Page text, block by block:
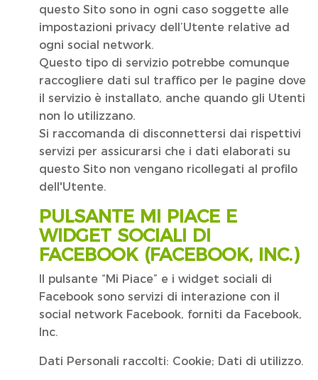
questo Sito sono in ogni caso soggette alle
impostazioni privacy dell’Utente relative ad
ogni social network.
Questo tipo di servizio potrebbe comunque
raccogliere dati sul traffico per le pagine dove
il servizio è installato, anche quando gli Utenti
non lo utilizzano.
Si raccomanda di disconnettersi dai rispettivi
servizi per assicurarsi che i dati elaborati su
questo Sito non vengano ricollegati al profilo
dell'Utente.
PULSANTE MI PIACE E
WIDGET SOCIALI DI
FACEBOOK (FACEBOOK, INC.)
Il pulsante “Mi Piace” e i widget sociali di
Facebook sono servizi di interazione con il
social network Facebook, forniti da Facebook,
Inc.
Dati Personali raccolti: Cookie; Dati di utilizzo.